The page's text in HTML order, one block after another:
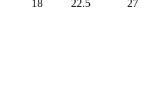
18 22.5 27